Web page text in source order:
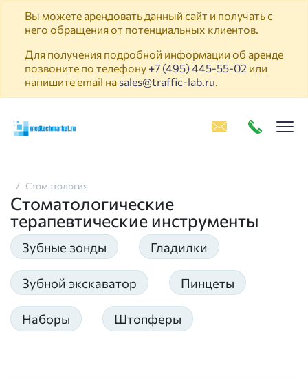
Вы можете арендовать данный сайт и получать с
него обращения от потенциальных клиентов.
Для получения подробной информации об аренде
позвоните по телефону +7 (495) 445-55-02 или
напишите email на sales@traffic-lab.ru.
Стоматология
Стоматологические
терапевтические инструменты
Зубные зонды Гладилки
Зубной экскаватор Пинцеты
Наборы Штопферы